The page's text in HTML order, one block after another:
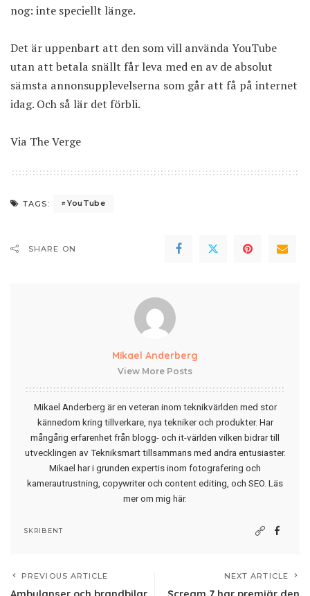
nog: inte speciellt länge.
Det är uppenbart att den som vill använda YouTube
utan att betala snällt får leva med en av de absolut
sämsta annonsupplevelserna som går att få på internet
idag. Och så lär det förbli.
Via The Verge
TAGS: YouTube
SHARE ON
Mikael Anderberg
View More Posts
Mikael Anderberg är en veteran inom teknikvärlden med stor
kännedom kring tillverkare, nya tekniker och produkter. Har
mångårig erfarenhet från blogg- och it-världen vilken bidrar till
utvecklingen av Tekniksmart tillsammans med andra entusiaster.
Mikael har i grunden expertis inom fotografering och
kamerautrustning, copywriter och content editing, och SEO. Läs
mer om mig här.
SKRIBENT
PREVIOUS ARTICLE NEXT ARTICLE